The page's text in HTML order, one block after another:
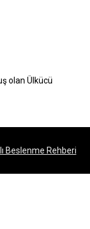
olan Ülkücü
Beslenme Rehberi